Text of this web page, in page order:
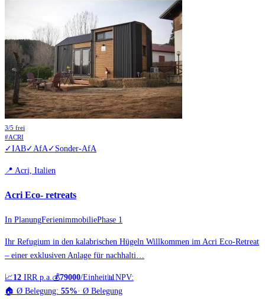
3/5 frei
#ACRI
✓IAB✓AfA✓Sonder-AfA
📍 Acri, Italien
Acri Eco- retreats
In PlanungFerienimmobiliePhase 1
Ihr Refugium in den kalabrischen Hügeln Willkommen im Acri Eco-Retreat
– einer exklusiven Anlage für nachhalti…
📈12 IRR p.a. 💰79000/Einheit📊NPV:
🏠 Ø Belegung: 55%· Ø Belegung